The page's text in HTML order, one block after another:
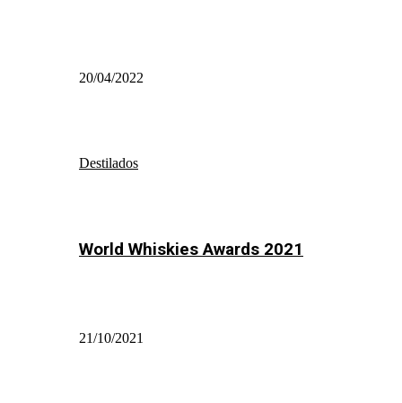
20/04/2022
Destilados
World Whiskies Awards 2021
21/10/2021